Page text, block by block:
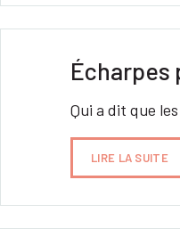
Écharpes
Qui a dit que
LIRE LA SUITE